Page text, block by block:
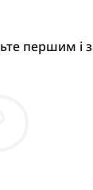
першим і